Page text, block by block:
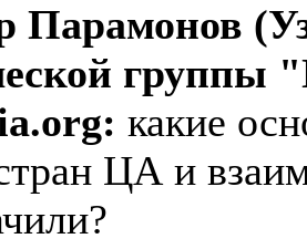
Парамонов
группы
какие
ЦА и